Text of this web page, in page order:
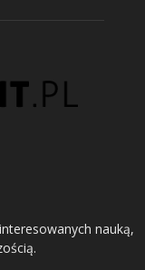
nauką,